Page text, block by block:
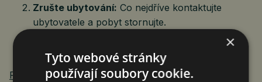
Zrušte ubytování: Co nejdříve kontaktujte
ubytovatele a pobyt stornujte.
Vyplňte online formulář na
webu pojišťovny a doložte potřebné dokumenty.
Pojištění platí nejen během samotného pobytu, ale
×
Tyto webové stránky
používají soubory cookie.